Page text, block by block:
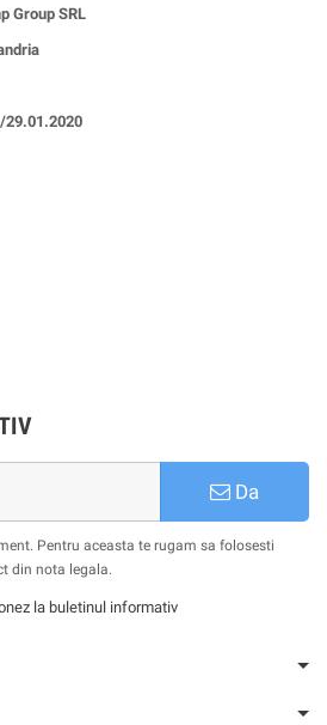
Group SRL
29.01.2020
Da
Pentru aceasta te rugam sa folosesti
din nota legala.
la buletinul informativ